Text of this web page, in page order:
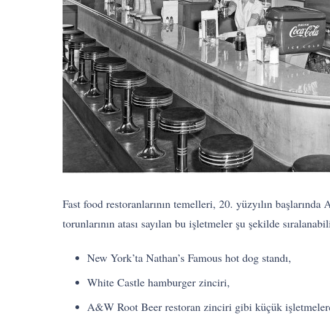
Fast food restoranlarının temelleri, 20. yüzyılın
torunlarının atası sayılan bu işletmeler şu şekilde
New York’ta Nathan’s Famous hot dog standı,
White Castle hamburger zinciri,
A&W Root Beer restoran zinciri gibi küçük